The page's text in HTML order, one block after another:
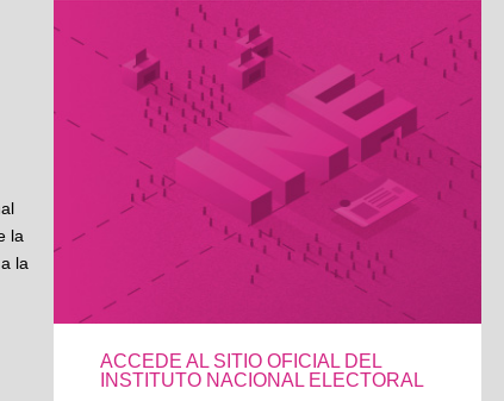
la
la
ACCEDE AL SITIO OFICIAL DEL
INSTITUTO NACIONAL ELECTORAL